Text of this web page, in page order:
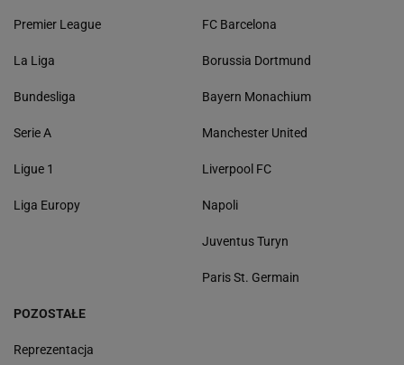
Premier League
La Liga
Bundesliga
Serie A
Ligue 1
Liga Europy
FC Barcelona
Borussia Dortmund
Bayern Monachium
Manchester United
Liverpool FC
Napoli
Juventus Turyn
Paris St. Germain
POZOSTAŁE
Reprezentacja